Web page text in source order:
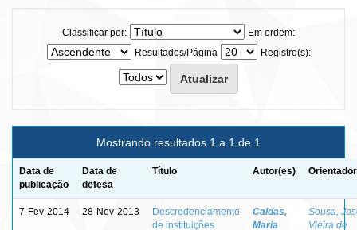
Classificar por:
Em ordem:
Resultados/Página
Registro(s):
Mostrando resultados 1 a 1 de 1
Data de
publicação
Data de
defesa
Título Autor(es)
7-Fev-2014 28-Nov-2013
Descredenciamento
de instituições
Caldas,
Maria
Sousa,
Vieira de